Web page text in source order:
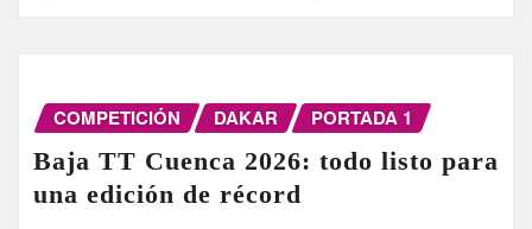
COMPETICIÓN DAKAR PORTADA 1
Baja TT Cuenca 2026: todo listo para
una edición de récord